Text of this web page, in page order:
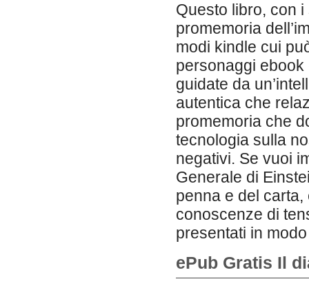
Questo libro, con
promemoria
modi kindle cui
personaggi
guidate da
autentica che
promemoria che
tecnologia sulla
negativi. Se vuoi
Generale di
penna e del
conoscenze di
presentati in
ePub Gratis Il